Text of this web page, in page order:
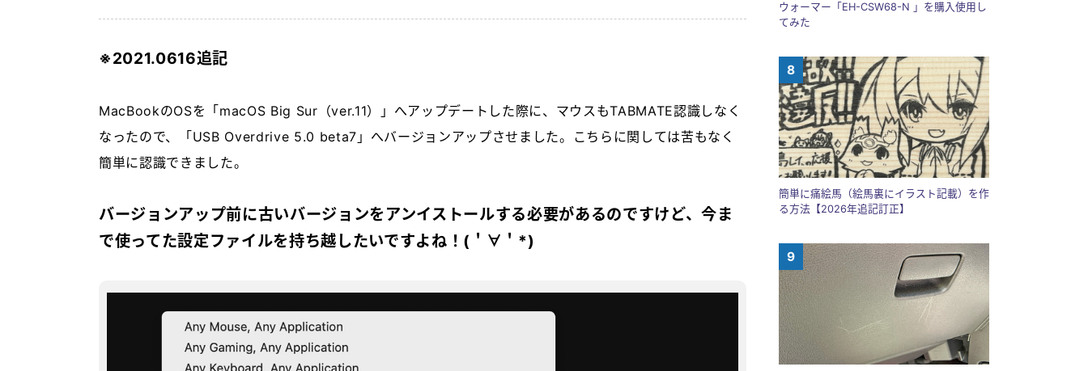
※2021.0616追記
MacBookのOSを「macOS Big Sur（ver.11）」へアップデートした際に、マウスもTABMATE認識しなく
なったので、「USB Overdrive 5.0 beta7」へバージョンアップさせました。こちらに関しては苦もなく
簡単に認識できました。
バージョンアップ前に古いバージョンをアンイストールする必要があるのですけど、今ま
で使ってた設定ファイルを持ち越したいですよね！(＇∀＇*)
ウォーマー「EH-CSW68-N 」を購入使用し
てみた
簡単に痛絵馬（絵馬裏にイラスト記載）を作
る方法【2026年追記訂正】